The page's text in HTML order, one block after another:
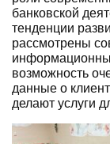
банковской
тенденции
рассмотрены
возможность
данные о
делают услуги